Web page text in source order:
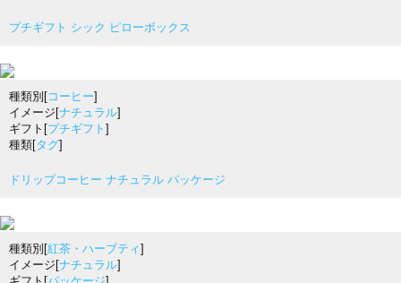
プチギフト シック ピローボックス
種類別[コーヒー]
イメージ[ナチュラル]
ギフト[プチギフト ]
種類[タグ]
ドリップコーヒー ナチュラル パッケージ
種類別[紅茶・ハーブティ]
イメージ[ナチュラル]